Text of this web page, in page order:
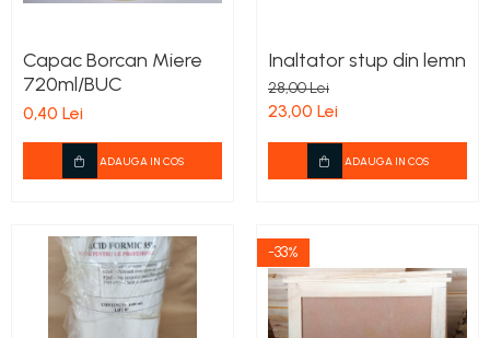
Capac Borcan Miere
720ml/BUC
0,40 Lei
ADAUGA IN COS
Inaltator stup din lemn
28,00 Lei
23,00 Lei
ADAUGA IN COS
-33%